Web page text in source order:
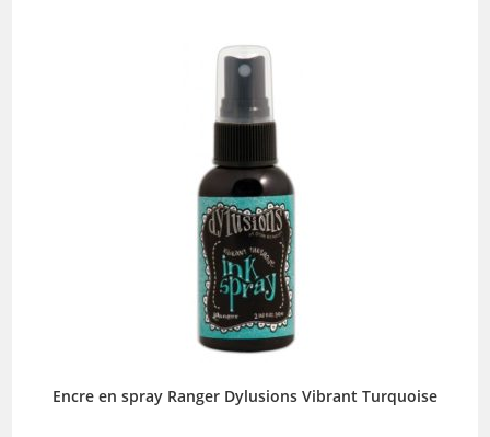
Encre en spray Ranger Dylusions Vibrant Turquoise